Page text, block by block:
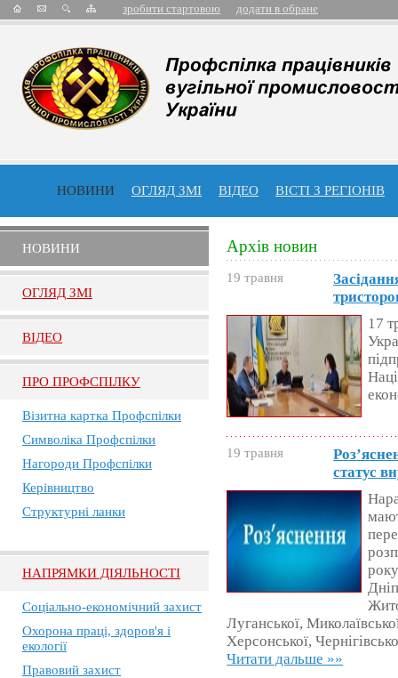
зробити стартовою додати в обране
НОВИНИ ОГЛЯД ЗМІ ВІДЕО ВІСТІ З РЕГІОНІВ
НОВИНИ
ОГЛЯД ЗМI
ВIДЕО
ПРО ПРОФСПIЛКУ
Візитна картка Профспілки
Символіка Профспілки
Нагороди Профспілки
Керівництво
Структурні ланки
НАПРЯМКИ ДІЯЛЬНОСТІ
Соціально-економічний захист
Охорона праці, здоров'я і
екології
Правовий захист
Архів новин
19 травня
17
19 травня
статус
Луганської,
Херсонської,
Читати дальше »»